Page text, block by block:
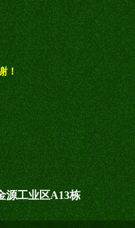
！
源工业区A13栋